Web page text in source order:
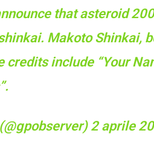
that asteroid
Makoto Shinkai,
credits include “Your
2 aprile